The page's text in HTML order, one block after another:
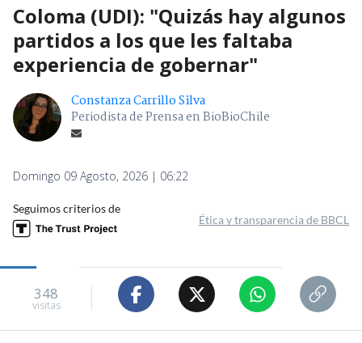
Coloma (UDI): "Quizás hay algunos
partidos a los que les faltaba
experiencia de gobernar"
Constanza Carrillo Silva
Periodista de Prensa en BioBioChile
Domingo 09 Agosto, 2026 | 06:22
Seguimos criterios de
Ética y transparencia de BBCL
348
visitas